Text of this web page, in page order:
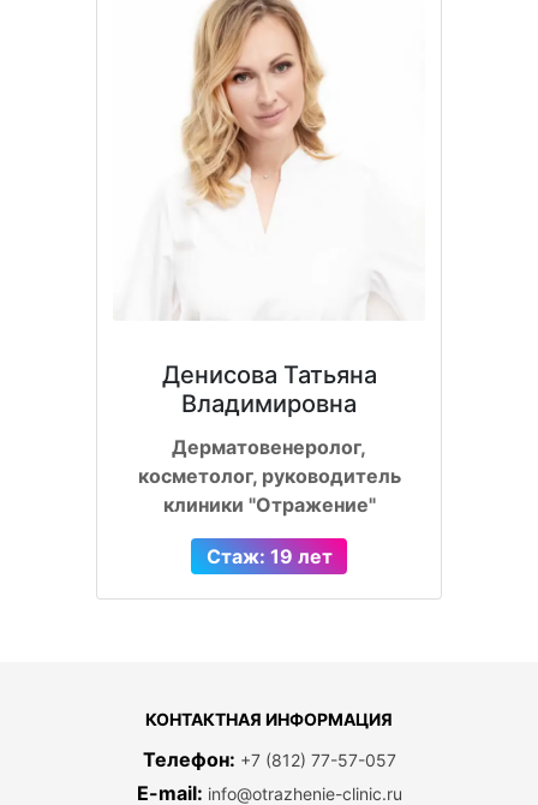
Денисова Татьяна
Владимировна
Дерматовенеролог,
косметолог, руководитель
клиники "Отражение"
Стаж: 19 лет
КОНТАКТНАЯ ИНФОРМАЦИЯ
Телефон: +7 (812) 77-57-057
E-mail: info@otrazhenie-clinic.ru